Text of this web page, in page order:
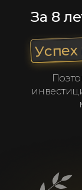
За 8